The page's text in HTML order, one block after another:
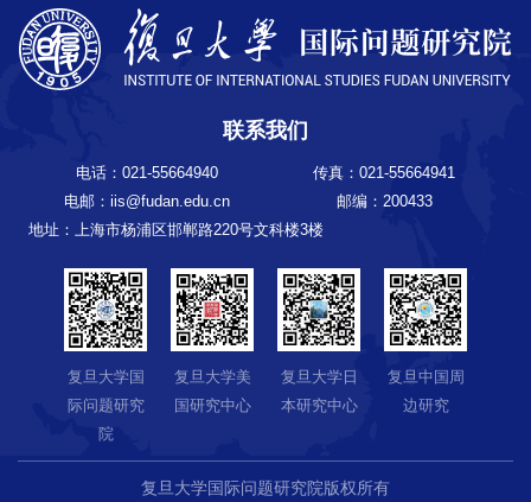
联系我们
电话：021-55664940
传真：021-55664941
电邮：iis@fudan.edu.cn
邮编：200433
地址：上海市杨浦区邯郸路220号文科楼3楼
复旦大学国
际问题研究
院
复旦大学美
国研究中心
复旦大学日
本研究中心
复旦中国周
边研究
复旦大学国际问题研究院版权所有